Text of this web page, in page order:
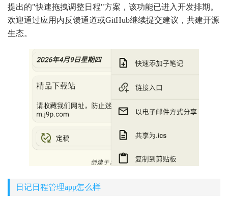
提出的"快速拖拽调整日程"方案，该功能已进入开发排期。
欢迎通过应用内反馈通道或GitHub继续提交建议，共建开源
生态。
日记日程管理app怎么样